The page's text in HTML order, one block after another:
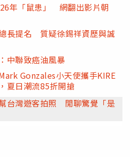
年「鼠患」 網翻出影片朝
長提名 質疑徐錫祥資歷與誠
中聯致癌油風暴
Gonzales小天使攜手KIRE
夏日潮流85折開搶
台灣遊客拍照 閒聊驚覺「是